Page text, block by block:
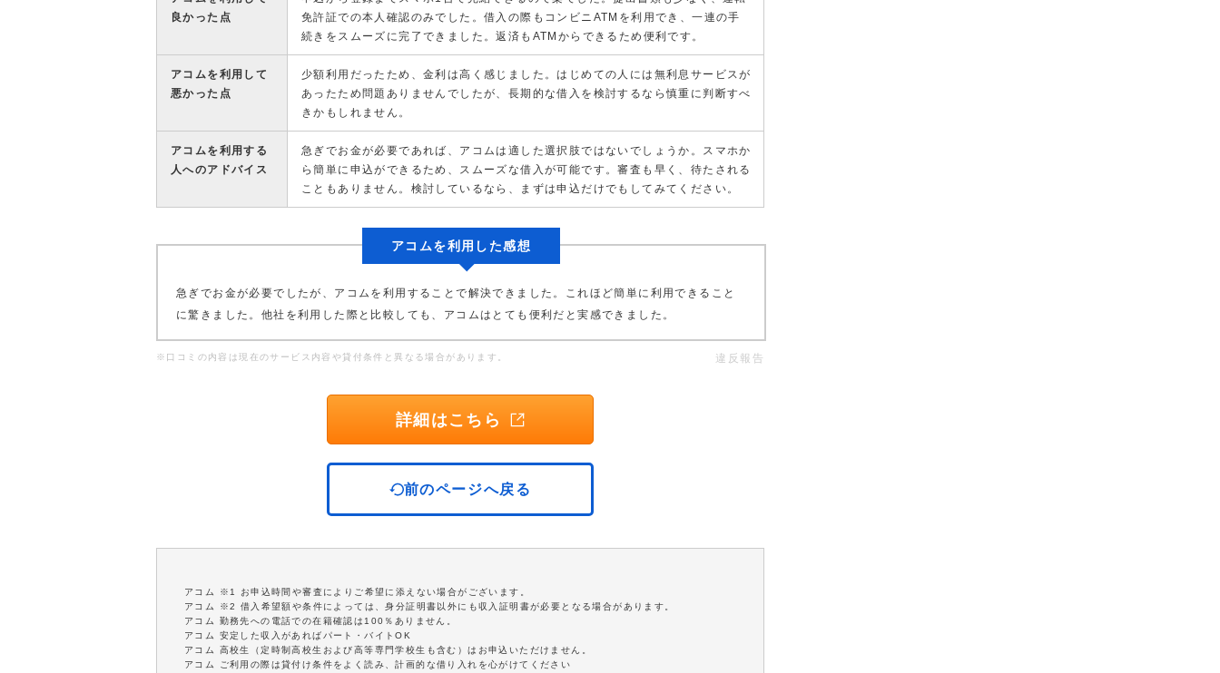
良かった点
免許証での本人確認のみでした。借入の際もコンビニATMを利用でき、一連の手
続きをスムーズに完了できました。返済もATMからできるため便利です。
アコムを利用して
悪かった点
少額利用だったため、金利は高く感じました。はじめての人には無利息サービスが
あったため問題ありませんでしたが、長期的な借入を検討するなら慎重に判断すべ
きかもしれません。
アコムを利用する
人へのアドバイス
急ぎでお金が必要であれば、アコムは適した選択肢ではないでしょうか。スマホか
ら簡単に申込ができるため、スムーズな借入が可能です。審査も早く、待たされる
こともありません。検討しているなら、まずは申込だけでもしてみてください。
アコムを利用した感想
急ぎでお金が必要でしたが、アコムを利用することで解決できました。これほど簡単に利用できること
に驚きました。他社を利用した際と比較しても、アコムはとても便利だと実感できました。
※口コミの内容は現在のサービス内容や貸付条件と異なる場合があります。 違反報告
詳細はこちら
前のページへ戻る
アコム ※1 お申込時間や審査によりご希望に添えない場合がございます。
アコム ※2 借入希望額や条件によっては、身分証明書以外にも収入証明書が必要となる場合があります。
アコム 勤務先への電話での在籍確認は100％ありません。
アコム 安定した収入があればパート・バイトOK
アコム 高校生（定時制高校生および高等専門学校生も含む）はお申込いただけません。
アコム ご利用の際は貸付け条件をよく読み、計画的な借り入れを心がけてください